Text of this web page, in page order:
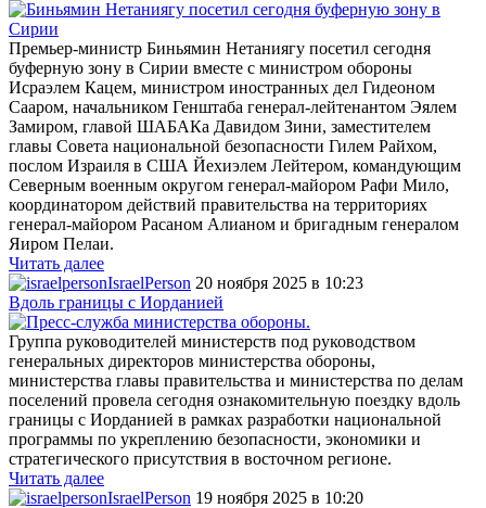
Премьер-министр Биньямин Нетаниягу посетил сегодня
буферную зону в Сирии вместе с министром обороны
Исраэлем Кацем, министром иностранных дел Гидеоном
Сааром, начальником Генштаба генерал-лейтенантом Эялем
Замиром, главой ШАБАКа Давидом Зини, заместителем
главы Совета национальной безопасности Гилем Райхом,
послом Израиля в США Йехиэлем Лейтером, командующим
Северным военным округом генерал-майором Рафи Мило,
координатором действий правительства на территориях
генерал-майором Расаном Алианом и бригадным генералом
Яиром Пелаи.
Читать далее
IsraelPerson 20 ноября 2025 в 10:23
Вдоль границы с Иорданией
Группа руководителей министерств под руководством
генеральных директоров министерства обороны,
министерства главы правительства и министерства по делам
поселений провела сегодня ознакомительную поездку вдоль
границы с Иорданией в рамках разработки национальной
программы по укреплению безопасности, экономики и
стратегического присутствия в восточном регионе.
Читать далее
IsraelPerson 19 ноября 2025 в 10:20